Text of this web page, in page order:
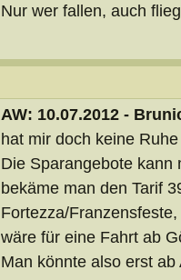
Nur wer fallen, auch
AW: 10.07.2012 -
hat mir doch keine
Die Sparangebote kann
bekäme man den Tarif
Fortezza/
wäre für eine Fahrt ab
Man könnte also erst